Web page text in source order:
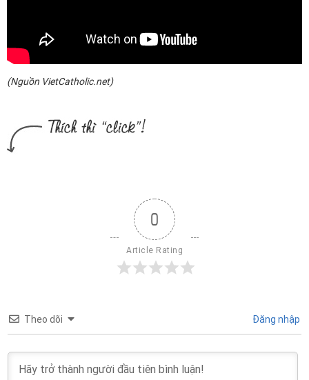
(Nguồn VietCatholic.net)
0
Article Rating
Theo dõi Đăng nhập